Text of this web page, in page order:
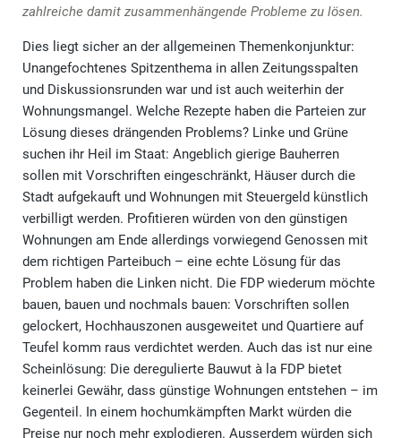
zahlreiche damit zusammenhängende Probleme zu lösen.
Dies liegt sicher an der allgemeinen Themenkonjunktur:
Unangefochtenes Spitzenthema in allen Zeitungsspalten
und Diskussionsrunden war und ist auch weiterhin der
Wohnungsmangel. Welche Rezepte haben die Parteien zur
Lösung dieses drängenden Problems? Linke und Grüne
suchen ihr Heil im Staat: Angeblich gierige Bauherren
sollen mit Vorschriften eingeschränkt, Häuser durch die
Stadt aufgekauft und Wohnungen mit Steuergeld künstlich
verbilligt werden. Profitieren würden von den günstigen
Wohnungen am Ende allerdings vorwiegend Genossen mit
dem richtigen Parteibuch – eine echte Lösung für das
Problem haben die Linken nicht. Die FDP wiederum möchte
bauen, bauen und nochmals bauen: Vorschriften sollen
gelockert, Hochhauszonen ausgeweitet und Quartiere auf
Teufel komm raus verdichtet werden. Auch das ist nur eine
Scheinlösung: Die deregulierte Bauwut à la FDP bietet
keinerlei Gewähr, dass günstige Wohnungen entstehen – im
Gegenteil. In einem hochumkämpften Markt würden die
Preise nur noch mehr explodieren. Ausserdem würden sich